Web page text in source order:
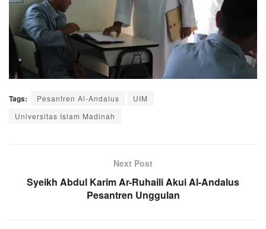
Tags: Pesantren Al-Andalus
UIM
Universitas Islam Madinah
Next Post
Syeikh Abdul Karim Ar-Ruhaili Akui Al-Andalus
Pesantren Unggulan